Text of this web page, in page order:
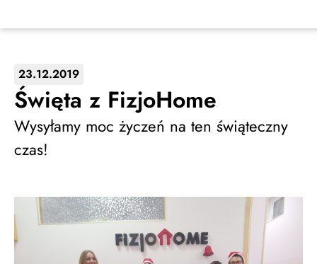
23.12.2019
Święta z FizjoHome
Wysyłamy moc życzeń na ten świąteczny
czas!